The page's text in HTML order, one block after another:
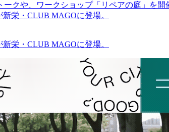
クや、ワークショップ「リペアの庭」を開
栄・CLUB MAGOに登場。
栄・CLUB MAGOに登場。